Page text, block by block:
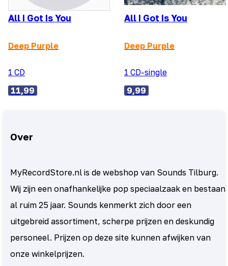
All I Got Is You
Deep Purple
1 CD
11,99
All I Got Is You
Deep Purple
1 CD-single
9,99
Over
MyRecordStore.nl is de webshop van Sounds Tilburg.
Wij zijn een onafhankelijke pop speciaalzaak en bestaan
al ruim 25 jaar. Sounds kenmerkt zich door een
uitgebreid assortiment, scherpe prijzen en deskundig
personeel. Prijzen op deze site kunnen afwijken van
onze winkelprijzen.